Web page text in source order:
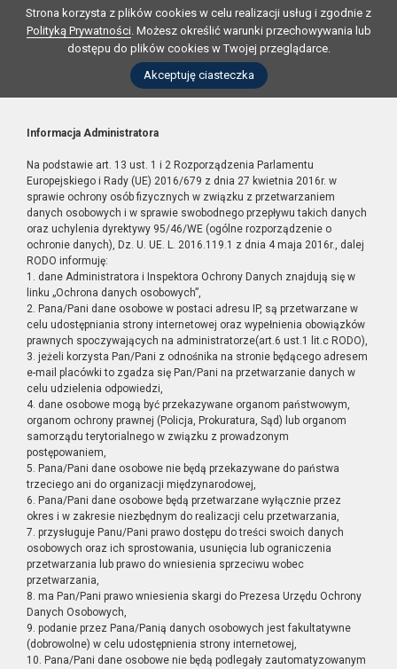
Strona korzysta z plików cookies w celu realizacji usług i zgodnie z
Polityką Prywatności. Możesz określić warunki przechowywania lub
dostępu do plików cookies w Twojej przeglądarce.
Akceptuję ciasteczka
Informacja Administratora
Na podstawie art. 13 ust. 1 i 2 Rozporządzenia Parlamentu
Europejskiego i Rady (UE) 2016/679 z dnia 27 kwietnia 2016r. w
sprawie ochrony osób fizycznych w związku z przetwarzaniem
danych osobowych i w sprawie swobodnego przepływu takich danych
oraz uchylenia dyrektywy 95/46/WE (ogólne rozporządzenie o
ochronie danych), Dz. U. UE. L. 2016.119.1 z dnia 4 maja 2016r., dalej
RODO informuję:
1. dane Administratora i Inspektora Ochrony Danych znajdują się w
linku „Ochrona danych osobowych”,
2. Pana/Pani dane osobowe w postaci adresu IP, są przetwarzane w
celu udostępniania strony internetowej oraz wypełnienia obowiązków
prawnych spoczywających na administratorze(art.6 ust.1 lit.c RODO),
3. jeżeli korzysta Pan/Pani z odnośnika na stronie będącego adresem
e-mail placówki to zgadza się Pan/Pani na przetwarzanie danych w
celu udzielenia odpowiedzi,
4. dane osobowe mogą być przekazywane organom państwowym,
organom ochrony prawnej (Policja, Prokuratura, Sąd) lub organom
samorządu terytorialnego w związku z prowadzonym
postępowaniem,
5. Pana/Pani dane osobowe nie będą przekazywane do państwa
trzeciego ani do organizacji międzynarodowej,
6. Pana/Pani dane osobowe będą przetwarzane wyłącznie przez
okres i w zakresie niezbędnym do realizacji celu przetwarzania,
7. przysługuje Panu/Pani prawo dostępu do treści swoich danych
osobowych oraz ich sprostowania, usunięcia lub ograniczenia
przetwarzania lub prawo do wniesienia sprzeciwu wobec
przetwarzania,
8. ma Pan/Pani prawo wniesienia skargi do Prezesa Urzędu Ochrony
Danych Osobowych,
9. podanie przez Pana/Panią danych osobowych jest fakultatywne
(dobrowolne) w celu udostępnienia strony internetowej,
10. Pana/Pani dane osobowe nie będą podlegały zautomatyzowanym